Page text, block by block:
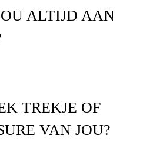
ALTIJD AAN
TREKJE OF
VAN JOU?